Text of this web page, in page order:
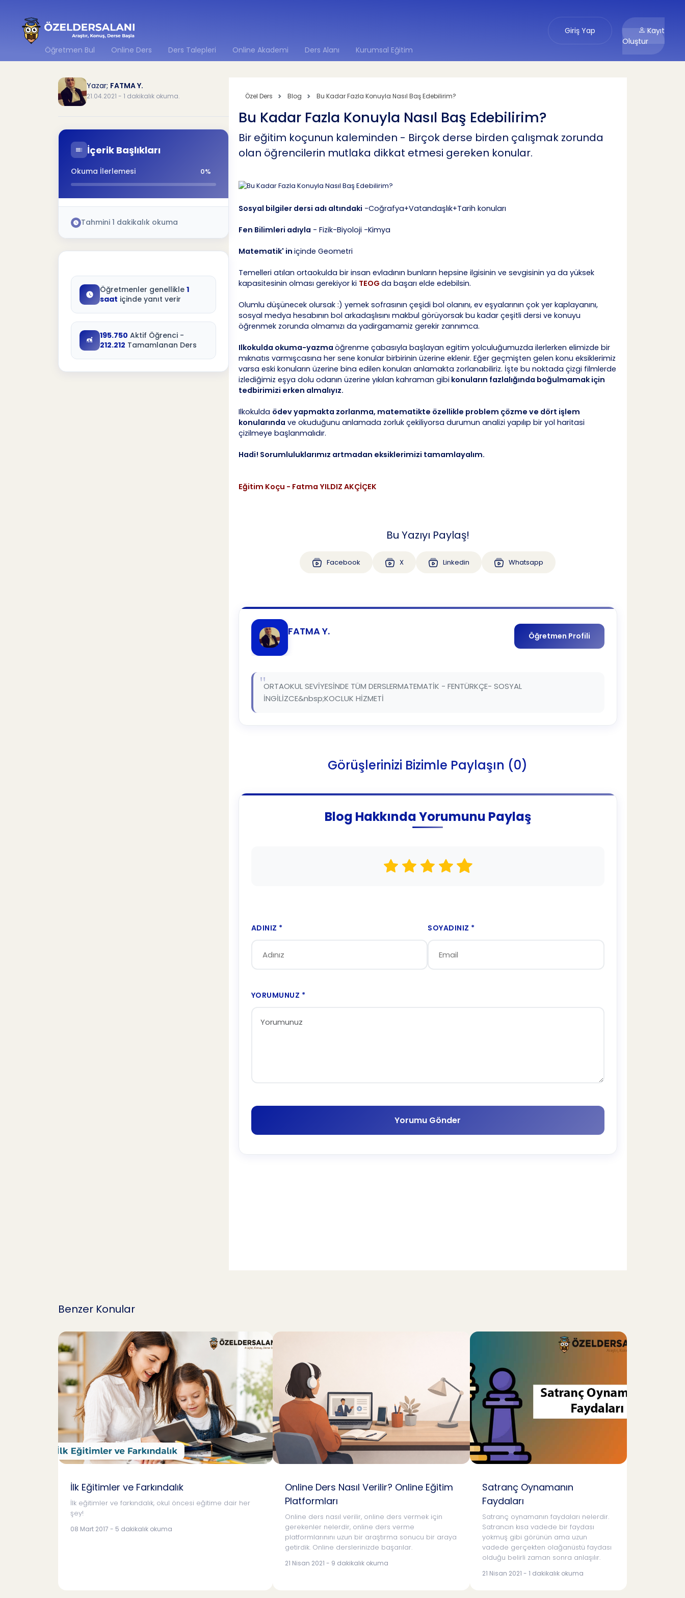
Öğretmen Bul Online Ders Ders Talepleri Online Akademi Ders Alanı Kurumsal Eğitim
Giriş Yap
Kayıt
Oluştur
Yazar; FATMA Y.
21.04.2021 - 1 dakikalık okuma.
İçerik Başlıkları
Okuma İlerlemesi 0%
Tahmini 1 dakikalık okuma
Öğretmenler genellikle 1
saat içinde yanıt verir
195.750 Aktif Öğrenci -
212.212 Tamamlanan Ders
Özel Ders Blog Bu Kadar Fazla Konuyla Nasıl Baş Edebilirim?
Bu Kadar Fazla Konuyla Nasıl Baş Edebilirim?
Bir eğitim koçunun kaleminden - Birçok derse birden çalışmak zorunda
olan öğrencilerin mutlaka dikkat etmesi gereken konular.
Sosyal bilgiler dersi adı altındaki -Coğrafya+Vatandaşlık+Tarih konuları
Fen Bilimleri adıyla - Fizik-Biyoloji -Kimya
Matematik' in içinde Geometri
Temelleri atılan ortaokulda bir insan evladının bunların hepsine ilgisinin ve sevgisinin ya da yüksek
kapasitesinin olması gerekiyor ki TEOG da başarı elde edebilsin.
Olumlu düşünecek olursak :) yemek sofrasının çeşidi bol olanını, ev eşyalarının çok yer kaplayanını,
sosyal medya hesabının bol arkadaşlısını makbul görüyorsak bu kadar çeşitli dersi ve konuyu
öğrenmek zorunda olmamızı da yadirgamamiz gerekir zannımca.
Ilkokulda okuma-yazma öğrenme çabasıyla başlayan egitim yolculuğumuzda ilerlerken elimizde bir
mıknatıs varmışcasına her sene konular birbirinin üzerine eklenir. Eğer geçmişten gelen konu eksiklerimiz
varsa eski konuların üzerine bina edilen konuları anlamakta zorlanabiliriz. İşte bu noktada çizgi filmlerde
izlediğimiz eşya dolu odanın üzerine yıkılan kahraman gibi konuların fazlalığında boğulmamak için
tedbirimizi erken almalıyız.
Ilkokulda ödev yapmakta zorlanma, matematikte özellikle problem çözme ve dört işlem
konularında ve okuduğunu anlamada zorluk çekiliyorsa durumun analizi yapılıp bir yol haritasi
çizilmeye başlanmalıdır.
Hadi! Sorumluluklarımız artmadan eksiklerimizi tamamlayalım.
Eğitim Koçu - Fatma YILDIZ AKÇİÇEK
Bu Yazıyı Paylaş!
Facebook X Linkedin Whatsapp
FATMA Y. Öğretmen Profili
ORTAOKUL SEVİYESİNDE TÜM DERSLERMATEMATİK - FENTÜRKÇE- SOSYAL
İNGİLİZCE&nbsp;KOCLUK HİZMETİ
Görüşlerinizi Bizimle Paylaşın (0)
Blog Hakkında Yorumunu Paylaş
ADINIZ * SOYADINIZ *
YORUMUNUZ *
Yorumu Gönder
Benzer Konular
İlk Eğitimler ve Farkındalık
İlk eğitimler ve farkındalık, okul öncesi eğitime dair her
şey!
08 Mart 2017 - 5 dakikalık okuma
Online Ders Nasıl Verilir? Online Eğitim
Platformları
Online ders nasıl verilir, online ders vermek için
gerekenler nelerdir, online ders verme
platformlarınını uzun bir araştırma sonucu bir araya
getirdik. Online derslerinizde başarılar.
21 Nisan 2021 - 9 dakikalık okuma
Satranç Oynamanın
Faydaları
Satranç oynamanın faydaları nelerdir.
Satrancın kısa vadede bir faydası
yokmuş gibi görünün ama uzun
vadede gerçekten olağanüstü faydası
olduğu belirli zaman sonra anlaşılır.
21 Nisan 2021 - 1 dakikalık okuma